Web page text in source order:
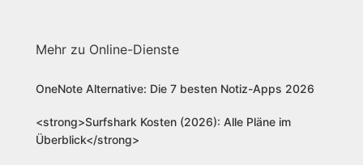
Mehr zu Online-Dienste
OneNote Alternative: Die 7 besten Notiz-Apps 2026
<strong>Surfshark Kosten (2026): Alle Pläne im
Überblick</strong>